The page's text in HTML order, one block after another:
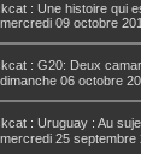
: Une histoire qui
09 octobre
: G20: Deux
06 octobre
: Uruguay : Au
25 septembre